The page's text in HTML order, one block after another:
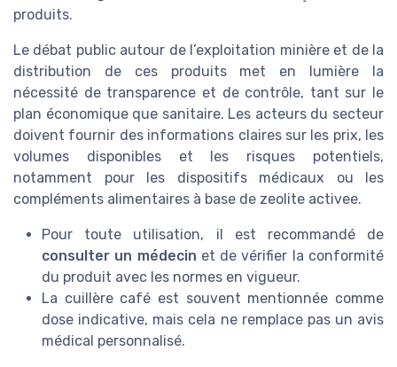
produits.
Le débat public autour de l’exploitation minière et de la
distribution de ces produits met en lumière la
nécessité de transparence et de contrôle, tant sur le
plan économique que sanitaire. Les acteurs du secteur
doivent fournir des informations claires sur les prix, les
volumes disponibles et les risques potentiels,
notamment pour les dispositifs médicaux ou les
compléments alimentaires à base de zeolite activee.
Pour toute utilisation, il est recommandé de
consulter un médecin et de vérifier la conformité
du produit avec les normes en vigueur.
La cuillère café est souvent mentionnée comme
dose indicative, mais cela ne remplace pas un avis
médical personnalisé.